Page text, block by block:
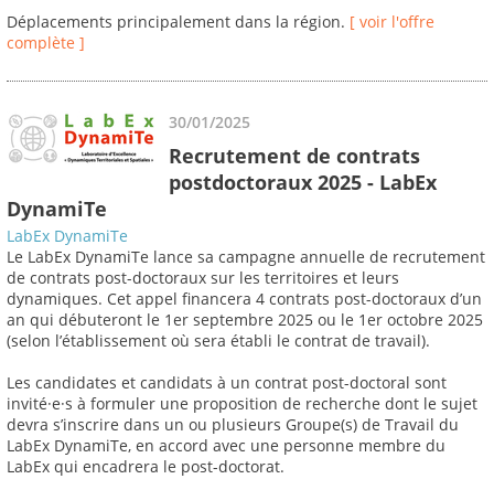
Déplacements principalement dans la région. [ voir l'offre
complète ]
30/01/2025
Recrutement de contrats
postdoctoraux 2025 - LabEx
DynamiTe
LabEx DynamiTe
Le LabEx DynamiTe lance sa campagne annuelle de recrutement
de contrats post-doctoraux sur les territoires et leurs
dynamiques. Cet appel financera 4 contrats post-doctoraux d’un
an qui débuteront le 1er septembre 2025 ou le 1er octobre 2025
(selon l’établissement où sera établi le contrat de travail).
Les candidates et candidats à un contrat post-doctoral sont
invité·e·s à formuler une proposition de recherche dont le sujet
devra s’inscrire dans un ou plusieurs Groupe(s) de Travail du
LabEx DynamiTe, en accord avec une personne membre du
LabEx qui encadrera le post-doctorat.